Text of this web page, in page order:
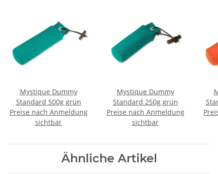
Mystique Dummy
Standard 500g grün
Preise nach Anmeldung
sichtbar
Mystique Dummy
Standard 250g grün
Preise nach Anmeldung
sichtbar
Ähnliche Artikel